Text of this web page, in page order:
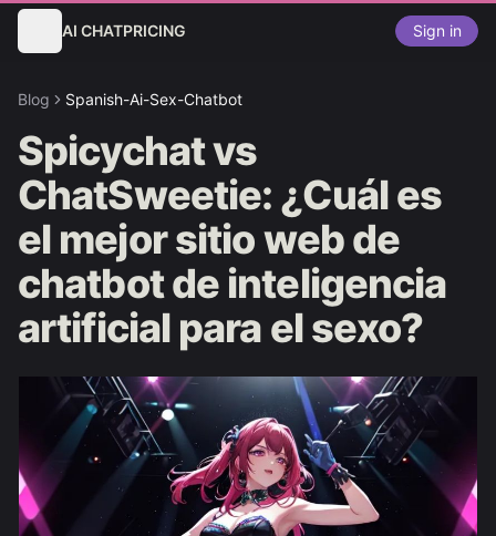
AI CHATPRICING Sign in
Blog Spanish-Ai-Sex-Chatbot
Spicychat vs
ChatSweetie: ¿Cuál es
el mejor sitio web de
chatbot de inteligencia
artificial para el sexo?